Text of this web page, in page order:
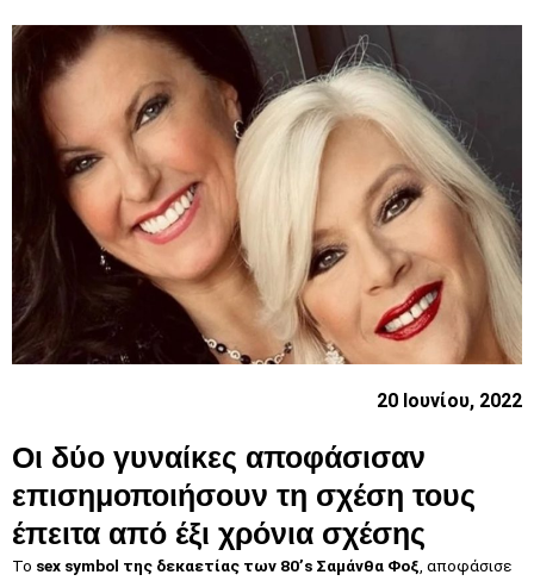
-
m
20 Ιουνίου, 2022
Οι δύο γυναίκες αποφάσισαν
επισημοποιήσουν τη σχέση τους
έπειτα από έξι χρόνια σχέσης
Το sex symbol της δεκαετίας των 80’s Σαμάνθα Φοξ, αποφάσισε